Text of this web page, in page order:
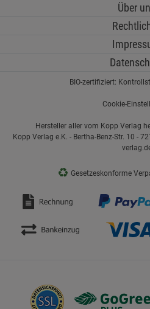
Über
BIO-zertifiziert:
Cookie-
Hersteller aller vom Kopp Verlag
Kopp Verlag e.K. - Bertha-Benz-Str. 10 -
♻ Gesetzeskonforme